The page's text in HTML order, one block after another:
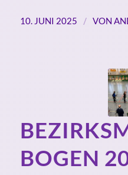
10. JUNI 2025 / VON
BOGEN